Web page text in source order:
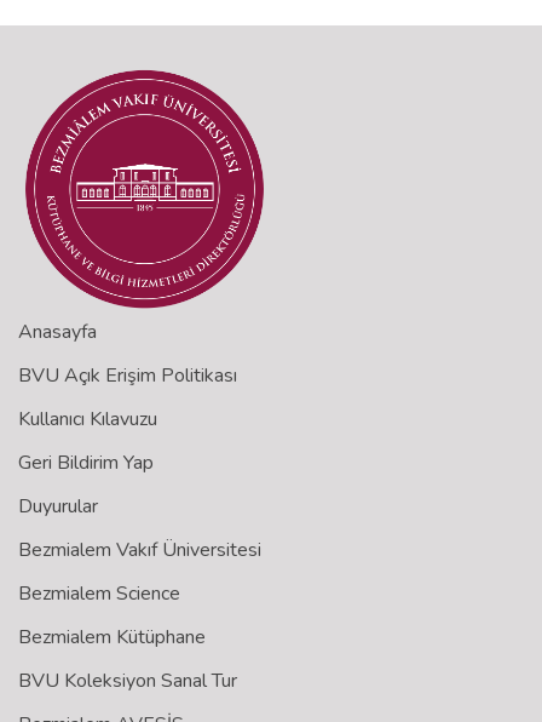
Anasayfa
BVU Açık Erişim Politikası
Kullanıcı Kılavuzu
Geri Bildirim Yap
Duyurular
Bezmialem Vakıf Üniversitesi
Bezmialem Science
Bezmialem Kütüphane
BVU Koleksiyon Sanal Tur